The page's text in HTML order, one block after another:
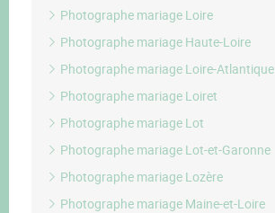
Photographe mariage Loire
Photographe mariage Haute-Loire
Photographe mariage Loire-Atlantique
Photographe mariage Loiret
Photographe mariage Lot
Photographe mariage Lot-et-Garonne
Photographe mariage Lozère
Photographe mariage Maine-et-Loire